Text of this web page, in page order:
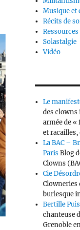
Musique et
Récits de
Ressources
Solastalgie
Vidéo
Le
des clowns
armée de «
et racailles,
La BAC –
Paris Blog
Clowns
Cie
Clowneries
burlesque
Bertille
chanteuse
Grenoble